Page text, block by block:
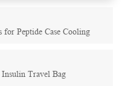
for Peptide Case Cooling
Insulin Travel Bag